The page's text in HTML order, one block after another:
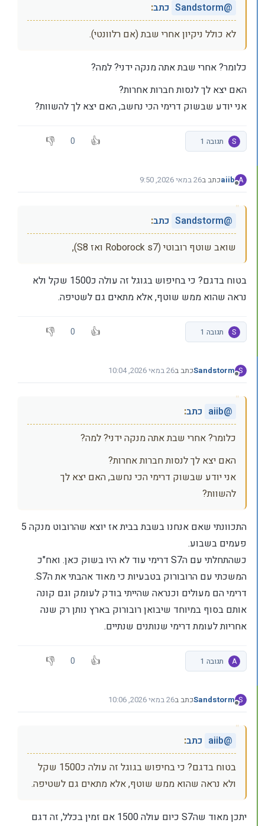
@
Sandstorm כתב:
לא כולל ניקיון אחרי שבת (אם רלוונטי).
כלומר? אחרי שבת אתה מנקה ידני? למה?
האם יצא לך לנסות חברות אחרות?
אני יודע שבשוק דרימי הכי נחשב, האם יצא לך להשוות?
S תגובה 1 0
A
מנותק
aiibכתב ב26 במאי 2026, 9:50
נערך לאחרונה על ידי
@
Sandstorm כתב:
שואב שוטף רובוטי (Roborock s7 ואז S8),
בטוח בדגם? כי בחיפוש בגוגל זה עולה כ1500 שקל ולא
נראה שהוא ממש שוטף, אלא מתאים גם לשטיפה.
S תגובה 1 0
S
מנותק
Sandstormכתב ב26 במאי 2026, 10:04
נערך לאחרונה על ידי
@
aiib כתב:
כלומר? אחרי שבת אתה מנקה ידני? למה?
האם יצא לך לנסות חברות אחרות?
אני יודע שבשוק דרימי הכי נחשב, האם יצא לך
להשוות?
התכוונתי שאם אנחנו בשבת בבית אז יוצא שהרובוט מנקה 5
פעמים בשבוע.
כשהתחלתי עם הS7 דרימי עוד לא היו בשוק כאן. ואח"כ
המשכתי עם הרובורוק בטבעיות כי מאוד אהבתי את הS7.
דרימי הם מעולים וכנראה שהייתי בודק לעומק וגם קונה
אותם בסוף במיוחד שיבואן רובורוק בארץ נותן רק שנה
אחריות לעומת דרימי שנותנים שנתיים.
A תגובה 1 0
S
מנותק
Sandstormכתב ב26 במאי 2026, 10:06
נערך לאחרונה על ידי
@
aiib כתב:
בטוח בדגם? כי בחיפוש בגוגל זה עולה כ1500 שקל
ולא נראה שהוא ממש שוטף, אלא מתאים גם לשטיפה.
יתכן מאוד שהS7 כיום עולה 1500 אם זמין בכלל, זה דגם